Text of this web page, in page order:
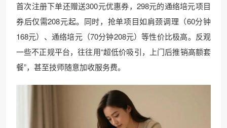
首次注册下单还赠送300元优惠券，298元的通络培元项目
券后仅需208元起。同时，抢单项目如肩颈调理（60分钟
168元）、通络培元（70分钟208元）等性价比极高。反观
一些不正规平台，往往用“超低价吸引，上门后推销高额套
餐”，甚至技师随意加收服务费。